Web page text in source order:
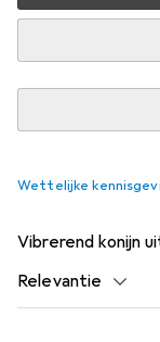
Wettelijke
Vibrerend konijn
Relevantie